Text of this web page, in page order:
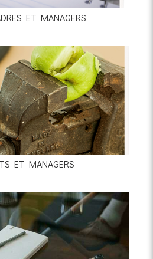
ET MANAGERS
ET MANAGERS